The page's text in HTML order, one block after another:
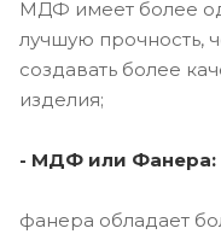
МДФ имеет более
лучшую прочность,
создавать более
изделия;
- МДФ или Фанера:
фанера обладает